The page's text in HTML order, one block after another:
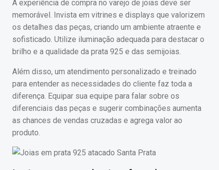
A experiência de compra no varejo de joias deve ser
memorável. Invista em vitrines e displays que valorizem
os detalhes das peças, criando um ambiente atraente e
sofisticado. Utilize iluminação adequada para destacar o
brilho e a qualidade da prata 925 e das semijoias.
Além disso, um atendimento personalizado e treinado
para entender as necessidades do cliente faz toda a
diferença. Equipar sua equipe para falar sobre os
diferenciais das peças e sugerir combinações aumenta
as chances de vendas cruzadas e agrega valor ao
produto.